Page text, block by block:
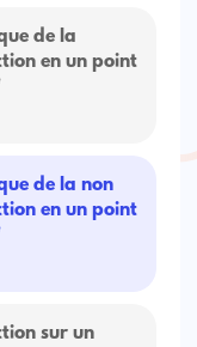
de la
en un point
de la non
en un point
sur un